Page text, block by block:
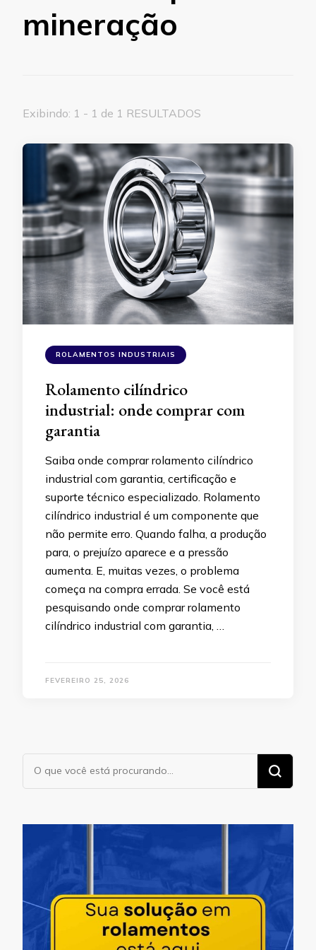
mineração
Exibindo: 1 - 1 de 1 RESULTADOS
ROLAMENTOS INDUSTRIAIS
Rolamento cilíndrico
industrial: onde comprar com
garantia
Saiba onde comprar rolamento cilíndrico
industrial com garantia, certificação e
suporte técnico especializado. Rolamento
cilíndrico industrial é um componente que
não permite erro. Quando falha, a produção
para, o prejuízo aparece e a pressão
aumenta. E, muitas vezes, o problema
começa na compra errada. Se você está
pesquisando onde comprar rolamento
cilíndrico industrial com garantia, …
FEVEREIRO 25, 2026